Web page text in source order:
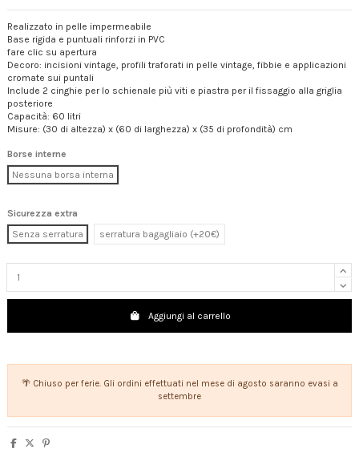
Realizzato in pelle impermeabile
Base rigida e puntuali rinforzi in PVC
fare clic su apertura
Decoro: incisioni vintage, profili traforati in pelle vintage, fibbie e applicazioni
cromate sui puntali
Include 2 cinghie per lo schienale più viti e piastra per il fissaggio alla griglia
posteriore
Capacità: 60 litri
Misure: (30 di altezza) x (60 di larghezza) x (35 di profondità) cm
Borse interne
Nessuna borsa interna
Sicurezza extra
Senza serratura
serratura bagagliaio (+20€)
Aggiungi al carrello
🌴 Chiuso per ferie. Gli ordini effettuati nel mese di agosto saranno evasi a
settembre